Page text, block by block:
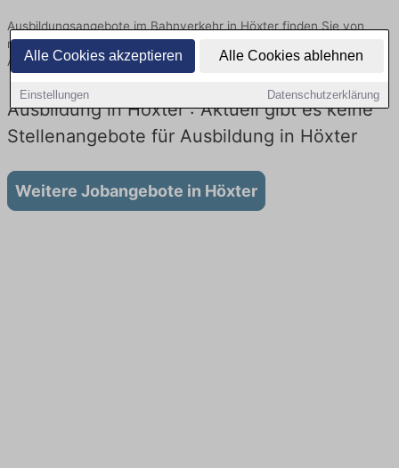
Alle Cookies akzeptieren Alle Cookies ablehnen
Einstellungen Datenschutzerklärung
Ausbildungsangebote im Bahnverkehr in Höxter finden Sie von
namhaften Firmen. Entdecken Sie freie Optionen von Top-
Arbeitgebern und bewerben Sie sich noch heute.
Ausbildung in Höxter : Aktuell gibt es keine
Stellenangebote für Ausbildung in Höxter
Weitere Jobangebote in Höxter